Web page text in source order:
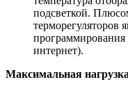
подсветкой.
терморегуляторов
программирования
интернет).
Максимальная нагрузка